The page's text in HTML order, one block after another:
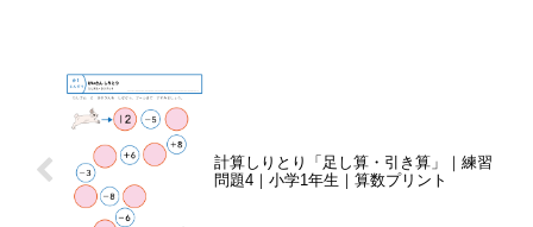
計算しりとり「足し算・引き算」｜練習
問題4｜小学1年生｜算数プリント